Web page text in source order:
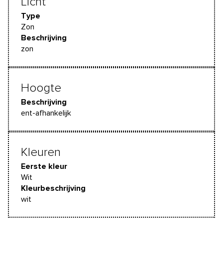
Type
Zon
Beschrijving
zon
Hoogte
Beschrijving
ent-afhankelijk
Kleuren
Eerste kleur
Wit
Kleurbeschrijving
wit